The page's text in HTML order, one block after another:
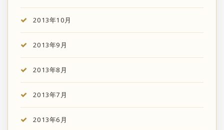
2013年10月
2013年9月
2013年8月
2013年7月
2013年6月